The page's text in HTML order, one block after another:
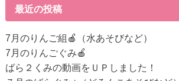
へ
の
リ
ン
ク
最近の投稿
7月のりんご組🍎（水あそびなど）
7月のりんごぐみ🍎
ばら２くみの動画をＵＰしました！